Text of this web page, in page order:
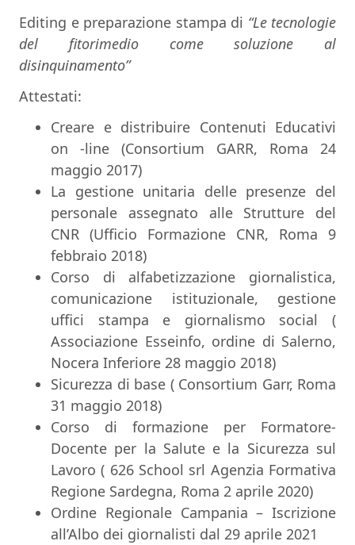
Editing e preparazione stampa di “Le tecnologie
del fitorimedio come soluzione al
disinquinamento”
Attestati:
Creare e distribuire Contenuti Educativi
on -line (Consortium GARR, Roma 24
maggio 2017)
La gestione unitaria delle presenze del
personale assegnato alle Strutture del
CNR (Ufficio Formazione CNR, Roma 9
febbraio 2018)
Corso di alfabetizzazione giornalistica,
comunicazione istituzionale, gestione
uffici stampa e giornalismo social (
Associazione Esseinfo, ordine di Salerno,
Nocera Inferiore 28 maggio 2018)
Sicurezza di base ( Consortium Garr, Roma
31 maggio 2018)
Corso di formazione per Formatore-
Docente per la Salute e la Sicurezza sul
Lavoro ( 626 School srl Agenzia Formativa
Regione Sardegna, Roma 2 aprile 2020)
Ordine Regionale Campania – Iscrizione
all’Albo dei giornalisti dal 29 aprile 2021